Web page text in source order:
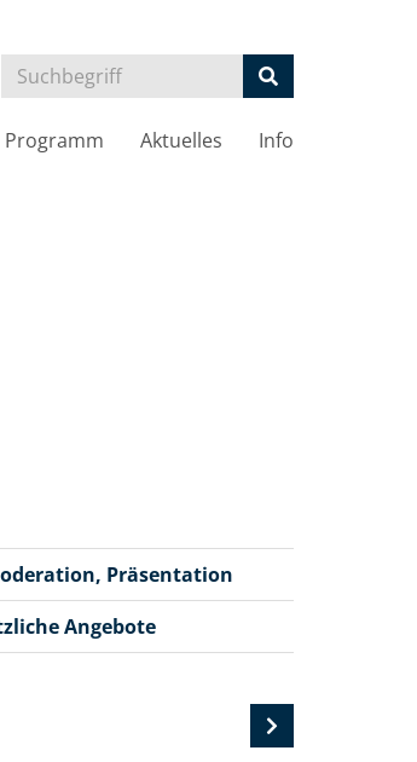
Programm Aktuelles Info
Präsentation
Angebote